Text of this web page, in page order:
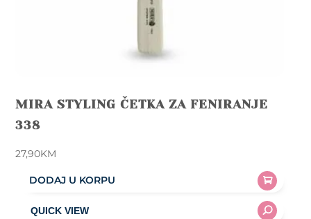
MIRA STYLING ČETKA ZA FENIRANJE
338
27,90KM
DODAJ U KORPU